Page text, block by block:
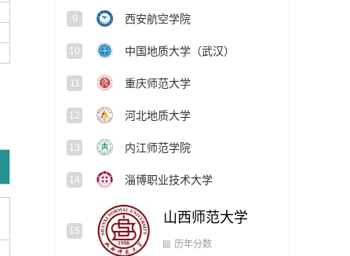
9 西安航空学院
10 中国地质大学（武汉）
11 重庆师范大学
12 河北地质大学
13 内江师范学院
14 淄博职业技术大学
15
山西师范大学
历年分数